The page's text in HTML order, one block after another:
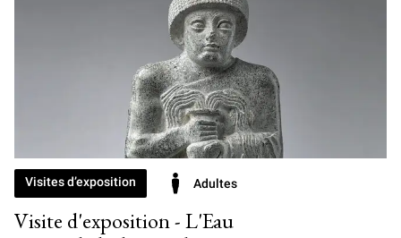
Visite d'exposition - L'Eau
Visites d’exposition Adultes